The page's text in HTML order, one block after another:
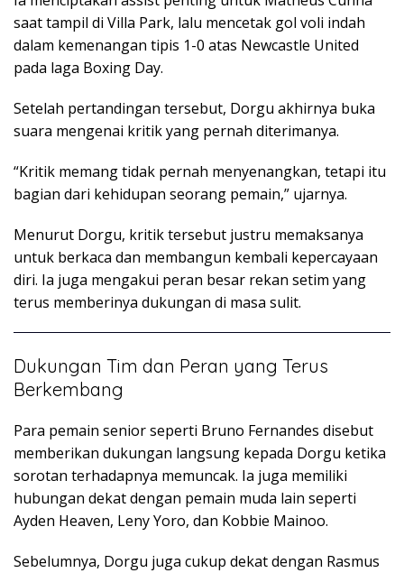
saat tampil di Villa Park, lalu mencetak gol voli indah
dalam kemenangan tipis 1-0 atas Newcastle United
pada laga Boxing Day.
Setelah pertandingan tersebut, Dorgu akhirnya buka
suara mengenai kritik yang pernah diterimanya.
“Kritik memang tidak pernah menyenangkan, tetapi itu
bagian dari kehidupan seorang pemain,” ujarnya.
Menurut Dorgu, kritik tersebut justru memaksanya
untuk berkaca dan membangun kembali kepercayaan
diri. Ia juga mengakui peran besar rekan setim yang
terus memberinya dukungan di masa sulit.
Dukungan Tim dan Peran yang Terus
Berkembang
Para pemain senior seperti Bruno Fernandes disebut
memberikan dukungan langsung kepada Dorgu ketika
sorotan terhadapnya memuncak. Ia juga memiliki
hubungan dekat dengan pemain muda lain seperti
Ayden Heaven, Leny Yoro, dan Kobbie Mainoo.
Sebelumnya, Dorgu juga cukup dekat dengan Rasmus